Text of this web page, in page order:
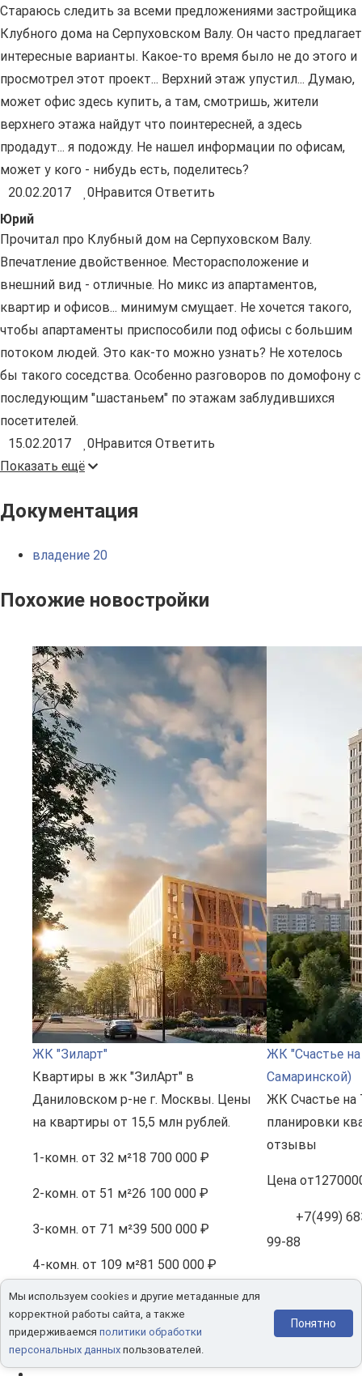
Стараюсь следить за всеми предложениями застройщика
Клубного дома на Серпуховском Валу. Он часто предлагает
интересные варианты. Какое-то время было не до этого и
просмотрел этот проект... Верхний этаж упустил... Думаю,
может офис здесь купить, а там, смотришь, жители
верхнего этажа найдут что поинтересней, а здесь
продадут... я подожду. Не нашел информации по офисам,
может у кого - нибудь есть, поделитесь?
20.02.2017
0Нравится Ответить
Юрий
Прочитал про Клубный дом на Серпуховском Валу.
Впечатление двойственное. Месторасположение и
внешний вид - отличные. Но микс из апартаментов,
квартир и офисов... минимум смущает. Не хочется такого,
чтобы апартаменты приспособили под офисы с большим
потоком людей. Это как-то можно узнать? Не хотелось
бы такого соседства. Особенно разговоров по домофону с
последующим "шастаньем" по этажам заблудившихся
посетителей.
15.02.2017
0Нравится Ответить
Показать ещё
Документация
владение 20
Похожие новостройки
ЖК "Зиларт"
Квартиры в жк "ЗилАрт" в
Даниловском р-не г. Москвы. Цены
на квартиры от 15,5 млн рублей.
1-комн. от 32 м²18 700 000 ₽
2-комн. от 51 м²26 100 000 ₽
3-комн. от 71 м²39 500 000 ₽
4-комн. от 109 м²81 500 000 ₽
Студияот 18 м² 15 500 000 ₽
+7(495) 228-22-88
ЖК "Счастье
Самаринской)
ЖК Счастье на
планировки
отзывы
Цена от
+7(499)
99-88
Мы используем cookies и другие метаданные для
корректной работы сайта, а также
придерживаемся политики обработки
персональных данных пользователей.
Понятно